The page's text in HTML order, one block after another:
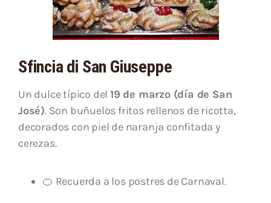
Sfincia di San Giuseppe
Un dulce típico del 19 de marzo (día de San
José). Son buñuelos fritos rellenos de ricotta,
decorados con piel de naranja confitada y
cerezas.
🍊 Recuerda a los postres de Carnaval.